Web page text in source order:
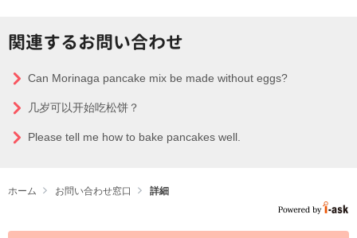
関連するお問い合わせ
Can Morinaga pancake mix be made without eggs?
几岁可以开始吃松饼？
Please tell me how to bake pancakes well.
ホーム お問い合わせ窓口 詳細